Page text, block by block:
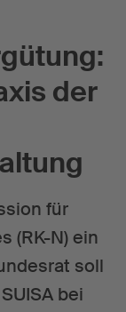
der
für
(RK-N) ein
soll
bei